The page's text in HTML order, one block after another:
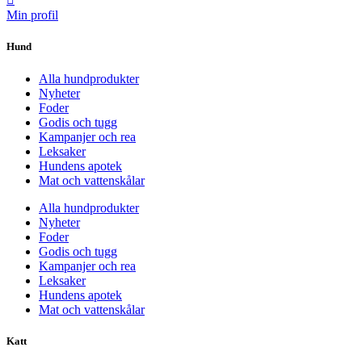
Min profil
Hund
Alla hundprodukter
Nyheter
Foder
Godis och tugg
Kampanjer och rea
Leksaker
Hundens apotek
Mat och vattenskålar
Alla hundprodukter
Nyheter
Foder
Godis och tugg
Kampanjer och rea
Leksaker
Hundens apotek
Mat och vattenskålar
Katt